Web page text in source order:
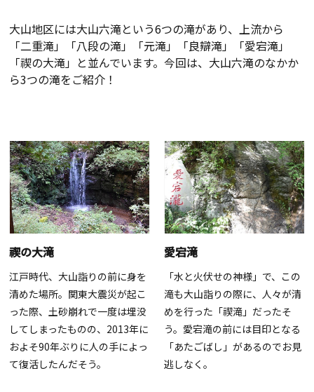
大山地区には大山六滝という6つの滝があり、上流から
「二重滝」「八段の滝」「元滝」「良辯滝」「愛宕滝」
「禊の大滝」と並んでいます。今回は、大山六滝のなかか
ら3つの滝をご紹介！
禊の大滝
江戸時代、大山詣りの前に身を
清めた場所。関東大震災が起こ
った際、土砂崩れで一度は埋没
してしまったものの、2013年に
およそ90年ぶりに人の手によっ
て復活したんだそう。
愛宕滝
「水と火伏せの神様」で、この
滝も大山詣りの際に、人々が清
めを行った「禊滝」だったそ
う。愛宕滝の前には目印となる
「あたごばし」があるのでお見
逃しなく。